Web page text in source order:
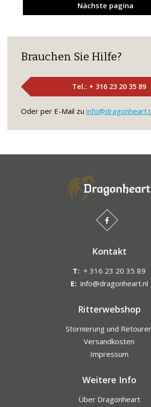
Nächste pagina
Brauchen Sie Hilfe?
Tel.: + 316 23 20 35 89
Oder per E-Mail zu
Kontakt
T: + 316 23 20 35 89
E: info@dragonheart.nl
Ritterwebshop
Stornierung und
Versandkosten
Impressum
Weitere Info
Über Dragonheart